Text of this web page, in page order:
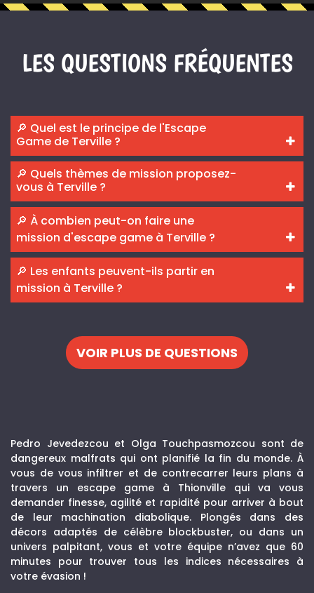
LES QUESTIONS FRÉQUENTES
🔎 Quel est le principe de l'Escape
Game de Terville ?
🔎 Quels thèmes de mission proposez-
vous à Terville ?
🔎 À combien peut-on faire une
mission d'escape game à Terville ?
🔎 Les enfants peuvent-ils partir en
mission à Terville ?
VOIR PLUS DE QUESTIONS
Pedro Jevedezcou et Olga Touchpasmozcou sont de
dangereux malfrats qui ont planifié la fin du monde. À
vous de vous infiltrer et de contrecarrer leurs plans à
travers un escape game à Thionville qui va vous
demander finesse, agilité et rapidité pour arriver à bout
de leur machination diabolique. Plongés dans des
décors adaptés de célèbre blockbuster, ou dans un
univers palpitant, vous et votre équipe n’avez que 60
minutes pour trouver tous les indices nécessaires à
votre évasion !